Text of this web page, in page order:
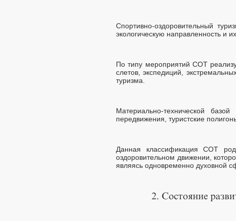
Спортивно-оздоровительный
экологическую направленность и
По типу мероприятий СОТ
слетов, экспедиций,
туризма.
Материально-технической
передвижения, туристские
Данная классификация СОТ
оздоровительном движении,
являясь одновременно духовной